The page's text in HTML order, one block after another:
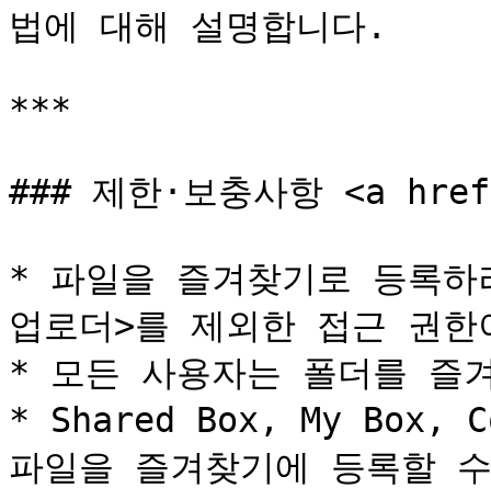
법에 대해 설명합니다.
***
### 제한·보충사항 <a
* 파일을 즐겨찾기로 등록
업로더>를 제외한 접근 권
* 모든 사용자는 폴더를 즐
* Shared Box, My Box,
파일을 즐겨찾기에 등록할